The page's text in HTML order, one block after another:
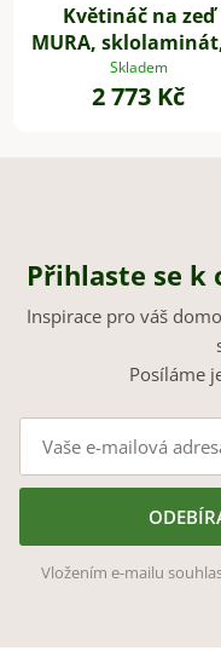
Květináč na zeď
MURA,
40 cm, černá
Skladem
2 773 Kč
Přihlaste se k
Inspirace pro váš
Posíláme
Vložením e-mailu